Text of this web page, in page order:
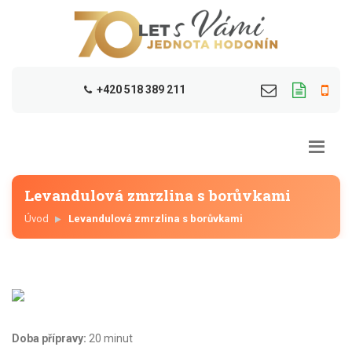
+420 518 389 211
Levandulová zmrzlina s borůvkami
Úvod Levandulová zmrzlina s borůvkami
Doba přípravy: 20 minut